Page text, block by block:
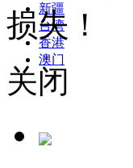
新疆
台湾
香港
澳门
损失！
关闭